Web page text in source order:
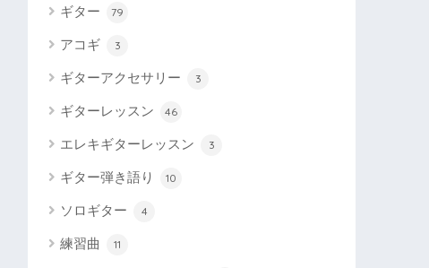
ギター 79
アコギ 3
ギターアクセサリー 3
ギターレッスン 46
エレキギターレッスン 3
ギター弾き語り 10
ソロギター 4
練習曲 11